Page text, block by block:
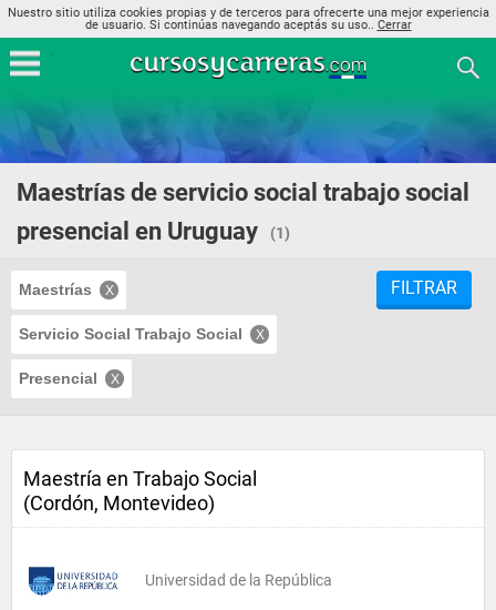
Nuestro sitio utiliza cookies propias y de terceros para ofrecerte una mejor experiencia
de usuario. Si continúas navegando aceptás su uso.. Cerrar
Maestrías de servicio social trabajo social
presencial en Uruguay
(1)
Maestrías
Servicio Social Trabajo Social
Presencial
FILTRAR
Maestría en Trabajo Social
(Cordón, Montevideo)
Universidad de la República